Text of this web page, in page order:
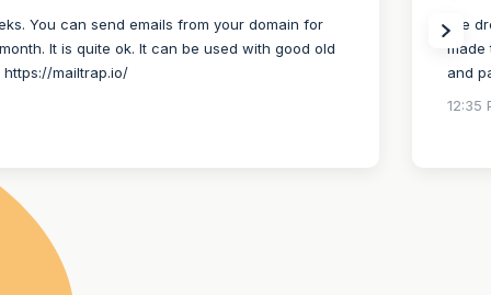
You can send emails from your domain for
It is quite ok. It can be used with good old
https://mailtrap.io/
I’ve
made
and
12:35